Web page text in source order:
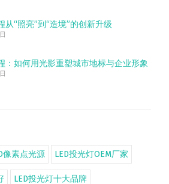
从“照亮”到“造境”的创新升级
：如何用光影重塑城市地标与企业形象
像素点光源 LED投光灯OEM厂家
LED投光灯十大品牌